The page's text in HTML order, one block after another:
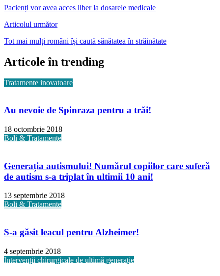
Pacienți vor avea acces liber la dosarele medicale
Articolul următor
Tot mai mulți români își caută sănătatea în străinătate
Articole în trending
Tratamente inovatoare
Au nevoie de Spinraza pentru a trăi!
18 octombrie 2018
Boli & Tratamente
Generația autismului! Numărul copiilor care suferă
de autism s-a triplat în ultimii 10 ani!
13 septembrie 2018
Boli & Tratamente
S-a găsit leacul pentru Alzheimer!
4 septembrie 2018
Intervenții chirurgicale de ultimă generație